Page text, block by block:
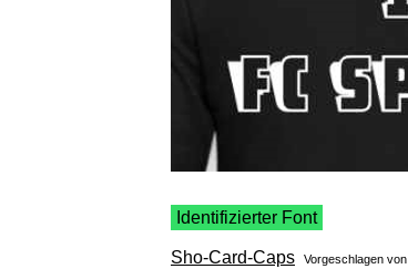
Identifizierter Font
Sho-Card-Caps Vorgeschlagen von